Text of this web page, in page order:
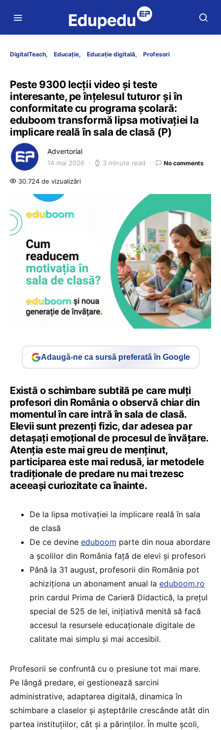
DigitalTeach Educație Educație digitală Profesori
Peste 9300 lecții video și teste
interesante, pe înțelesul tuturor și în
conformitate cu programa școlară:
eduboom transformă lipsa motivației la
implicare reală în sala de clasă (P)
Advertorial
14 mai 2026 3 minute read No comments
30.724 de vizualizări
Adaugă-ne ca sursă preferată în Google
Există o schimbare subtilă pe care mulți
profesori din România o observă chiar din
momentul în care intră în sala de clasă.
Elevii sunt prezenți fizic, dar adesea par
detașați emoțional de procesul de învățare.
Atenția este mai greu de menținut,
participarea este mai redusă, iar metodele
tradiționale de predare nu mai trezesc
aceeași curiozitate ca înainte.
De la lipsa motivației la implicare reală în sala
de clasă
De ce devine eduboom parte din noua abordare
a școlilor din România față de elevi și profesori
Până la 31 august, profesorii din România pot
achiziționa un abonament anual la eduboom.ro
prin cardul Prima de Carieră Didactică, la prețul
special de 525 de lei, inițiativă menită să facă
accesul la resursele educaționale digitale de
calitate mai simplu și mai accesibil.
Profesorii se confruntă cu o presiune tot mai mare.
Pe lângă predare, ei gestionează sarcini
administrative, adaptarea digitală, dinamica în
schimbare a claselor și așteptările crescânde atât din
partea instituțiilor, cât și a părinților. În multe școli,